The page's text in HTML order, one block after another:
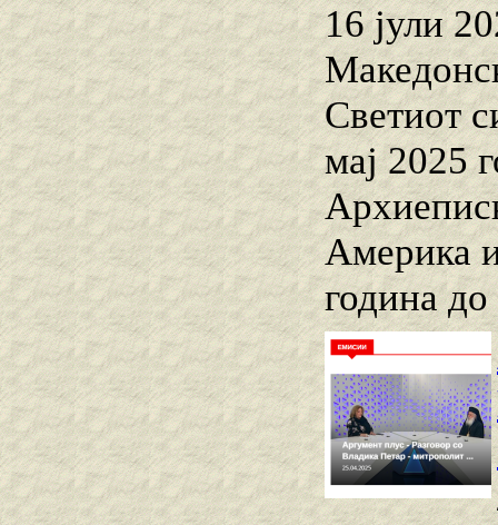
16 јули
Светиот
мај 2025
Америка
година